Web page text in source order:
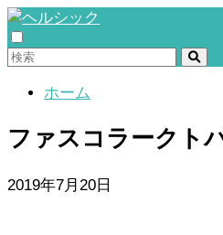
ホーム
ファスコラークト
2019年7月20日